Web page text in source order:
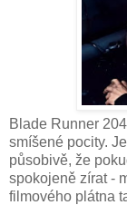
Blade Runner
smíšené pocity.
působivě, že
spokojeně zírat -
filmového plátna